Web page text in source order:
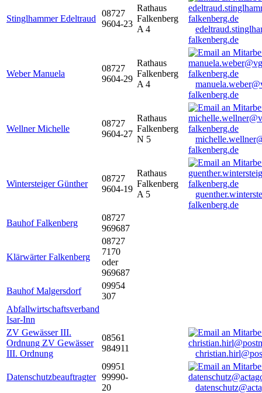
Stinglhammer Edeltraud
08727
9604-23
Rathaus
Falkenberg
A 4
falkenberg.de
Weber Manuela
08727
9604-29
Rathaus
Falkenberg
A 4
falkenberg.de
Wellner Michelle
08727
9604-27
Rathaus
Falkenberg
N 5
falkenberg.de
Wintersteiger Günther
08727
9604-19
Rathaus
Falkenberg
A 5
falkenberg.de
Bauhof Falkenberg
08727
969687
Klärwärter Falkenberg
08727
7170
oder
969687
Bauhof Malgersdorf
09954
307
Abfallwirtschaftsverband
Isar-Inn
ZV Gewässer III.
Ordnung ZV Gewässer
III. Ordnung
08561
984911
Datenschutzbeauftragter
09951
99990-
20